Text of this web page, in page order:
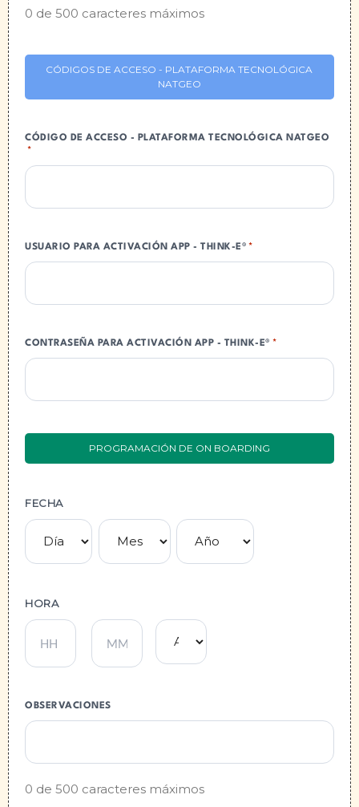
0 de 500 caracteres máximos
CÓDIGOS DE ACCESO - PLATAFORMA TECNOLÓGICA
NATGEO
CÓDIGO DE ACCESO - PLATAFORMA TECNOLÓGICA NATGEO
*
USUARIO PARA ACTIVACIÓN APP - THINK-E® *
CONTRASEÑA PARA ACTIVACIÓN APP - THINK-E® *
PROGRAMACIÓN DE ON BOARDING
FECHA
HORA
OBSERVACIONES
0 de 500 caracteres máximos